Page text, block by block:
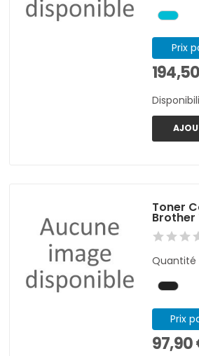
Prix
Toner
Brother
Quantité
Prix
97,90